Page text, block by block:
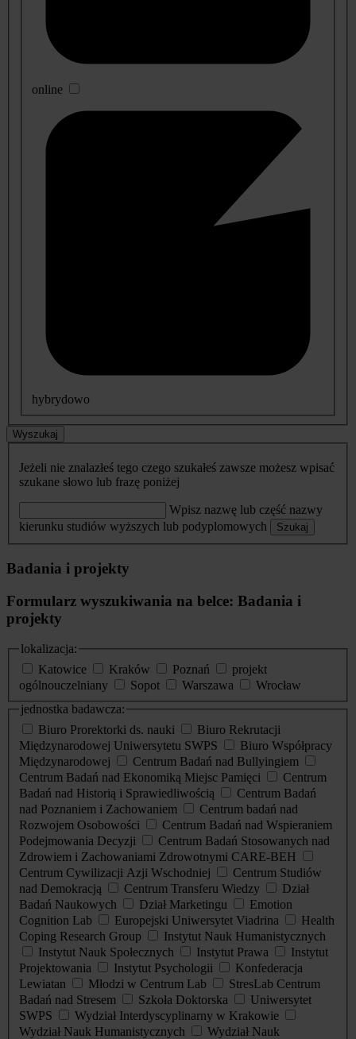
online
hybrydowo
Wyszukaj
Jeżeli nie znalazłeś tego czego szukałeś zawsze możesz wpisać
szukane słowo lub frazę poniżej
Wpisz nazwę lub część nazwy
kierunku studiów wyższych lub podyplomowych
Szukaj
Badania i projekty
Formularz wyszukiwania na belce: Badania i
projekty
lokalizacja:
Katowice
Kraków Poznań
projekt
ogólnouczelniany
Sopot Warszawa
Wrocław
jednostka badawcza:
Biuro Prorektorki ds. nauki
Biuro Rekrutacji
Międzynarodowej Uniwersytetu SWPS
Biuro Współpracy
Międzynarodowej
Centrum Badań nad Bullyingiem
Centrum Badań nad Ekonomiką Miejsc Pamięci
Centrum
Badań nad Historią i Sprawiedliwością
Centrum Badań
nad Poznaniem i Zachowaniem
Centrum badań nad
Rozwojem Osobowości
Centrum Badań nad Wspieraniem
Podejmowania Decyzji
Centrum Badań Stosowanych nad
Zdrowiem i Zachowaniami Zdrowotnymi CARE-BEH
Centrum Cywilizacji Azji Wschodniej
Centrum Studiów
nad Demokracją
Centrum Transferu Wiedzy
Dział
Badań Naukowych
Dział Marketingu
Emotion
Cognition Lab
Europejski Uniwersytet Viadrina
Health
Coping Research Group
Instytut Nauk Humanistycznych
Instytut Nauk Społecznych
Instytut Prawa
Instytut
Projektowania
Instytut Psychologii
Konfederacja
Lewiatan
Młodzi w Centrum Lab
StresLab Centrum
Badań nad Stresem
Szkoła Doktorska
Uniwersytet
SWPS
Wydział Interdyscyplinarny w Krakowie
Wydział Nauk Humanistycznych
Wydział Nauk